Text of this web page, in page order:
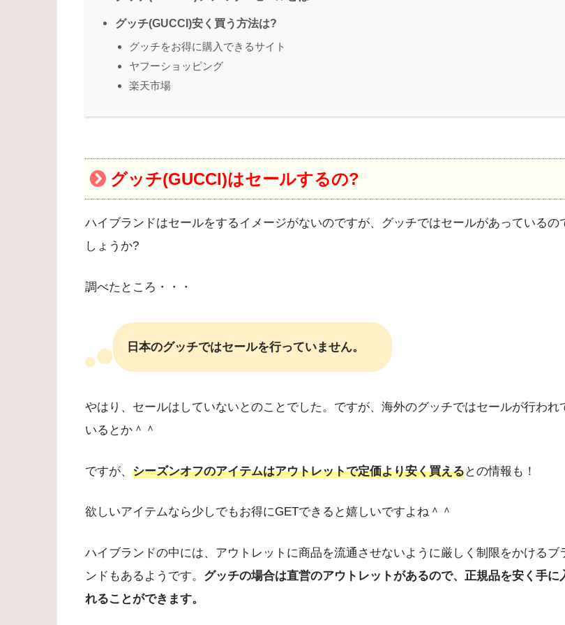
グッチ(GUCCI)安く買う方法は?
グッチをお得に購入できるサイト
ヤフーショッピング
楽天市場
グッチ(GUCCI)はセールするの?
ハイブランドはセールをするイメージがないのですが、グッチではセールがあっているの
しょうか?
調べたところ・・・
日本のグッチではセールを行っていません。
やはり、セールはしていないとのことでした。ですが、海外のグッチではセールが行われ
いるとか＾＾
ですが、 シーズンオフのアイテムはアウトレットで定価より安く買えるとの情報も！
欲しいアイテムなら少しでもお得にGETできると嬉しいですよね＾＾
ハイブランドの中には、アウトレットに商品を流通させないように厳しく制限をかけるブ
ンドもあるようです。 グッチの場合は直営のアウトレットがあるので、正規品を安く手に
れることができます。